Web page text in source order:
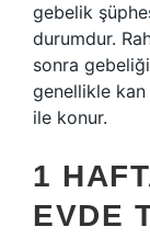
gebelik
durumdur.
sonra
genellikle
ile konur.
1
EVDE